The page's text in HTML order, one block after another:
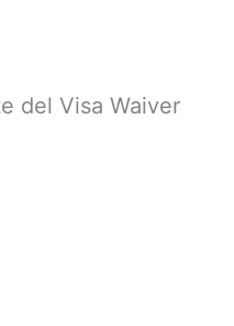
del Visa Waiver